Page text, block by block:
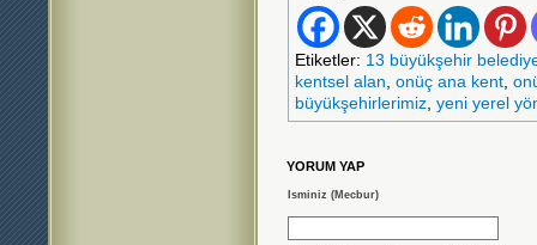
Etiketler: 13 büyükşehir
kentsel alan, onüç ana kent,
büyükşehirlerimiz, yeni yerel
YORUM YAP
Isminiz (Mecbur)